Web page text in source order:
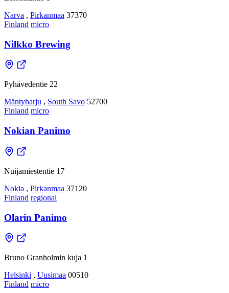
Narva , Pirkanmaa 37370
Finland micro
Nilkko Brewing
Pyhävedentie 22
Mäntyharju , South Savo 52700
Finland micro
Nokian Panimo
Nuijamiestentie 17
Nokia , Pirkanmaa 37120
Finland regional
Olarin Panimo
Bruno Granholmin kuja 1
Helsinki , Uusimaa 00510
Finland micro